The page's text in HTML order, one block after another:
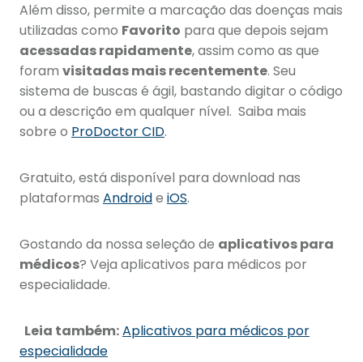
Além disso, permite a marcação das doenças mais
utilizadas como Favorito para que depois sejam
acessadas rapidamente, assim como as que
foram visitadas mais recentemente. Seu
sistema de buscas é ágil, bastando digitar o código
ou a descrição em qualquer nível. Saiba mais
sobre o ProDoctor CID.
Gratuito, está disponível para download nas
plataformas Androide iOS.
Gostando da nossa seleção de aplicativos para
médicos? Veja aplicativos para médicos por
especialidade.
Leia também:Aplicativos para médicos por
especialidade